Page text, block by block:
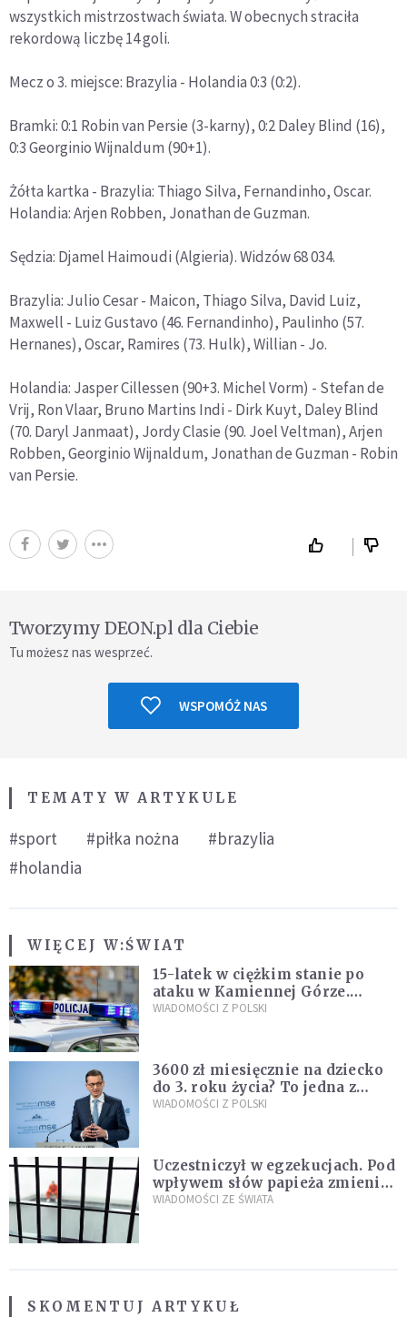
wszystkich mistrzostwach świata. W obecnych straciła
rekordową liczbę 14 goli.
Mecz o 3. miejsce: Brazylia - Holandia 0:3 (0:2).
Bramki: 0:1 Robin van Persie (3-karny), 0:2 Daley Blind (16),
0:3 Georginio Wijnaldum (90+1).
Żółta kartka - Brazylia: Thiago Silva, Fernandinho, Oscar.
Holandia: Arjen Robben, Jonathan de Guzman.
Sędzia: Djamel Haimoudi (Algieria). Widzów 68 034.
Brazylia: Julio Cesar - Maicon, Thiago Silva, David Luiz,
Maxwell - Luiz Gustavo (46. Fernandinho), Paulinho (57.
Hernanes), Oscar, Ramires (73. Hulk), Willian - Jo.
Holandia: Jasper Cillessen (90+3. Michel Vorm) - Stefan de
Vrij, Ron Vlaar, Bruno Martins Indi - Dirk Kuyt, Daley Blind
(70. Daryl Janmaat), Jordy Clasie (90. Joel Veltman), Arjen
Robben, Georginio Wijnaldum, Jonathan de Guzman - Robin
van Persie.
Tworzymy DEON.pl dla Ciebie
Tu możesz nas wesprzeć.
WSPOMÓŻ NAS
TEMATY W ARTYKULE
#sport #piłka nożna
#brazylia
#holandia
WIĘCEJ W:ŚWIAT
15-latek w ciężkim stanie po
ataku w Kamiennej Górze.
Policja zatrzymała dwóch
WIADOMOŚCI Z POLSKI
3600 zł miesięcznie na dziecko
do 3. roku życia? To jedna z
propozycji programu "Rozwój
WIADOMOŚCI Z POLSKI
Uczestniczył w egzekucjach. Pod
wpływem słów papieża zmienił
zdanie
WIADOMOŚCI ZE ŚWIATA
SKOMENTUJ ARTYKUŁ